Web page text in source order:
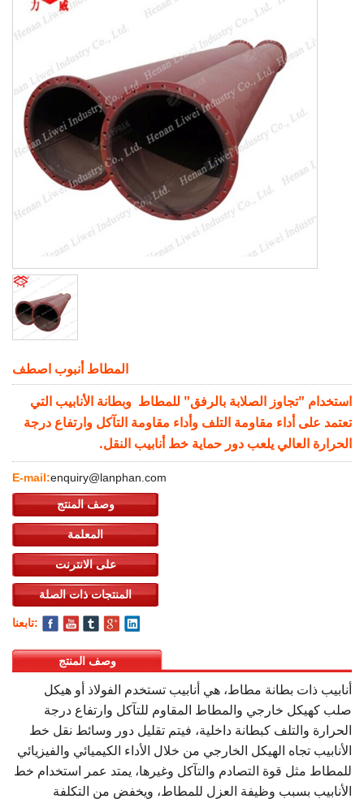
غير المعدنية التوسع المشترك
المطاط أنبوب اصطف
فحص الصمامات المطاط
المطاط أنبوب اصطف
استخدام "تجاوز الصلابة بالرفق" للمطاط وبطانة الأنابيب التي
تعتمد على أداء مقاومة التلف وأداء مقاومة التآكل وارتفاع درجة
الحرارة العالي يلعب دور حماية خط أنابيب النقل.
E-mail:enquiry@lanphan.com
وصف المنتج
المعلمة
على الانترنت
المنتجات ذات الصلة
تابعنا:
وصف المنتج
أنابيب ذات بطانة مطاط، هي أنابيب تستخدم الفولاذ أو هيكل
صلب كهيكل خارجي والمطاط المقاوم للتآكل وارتفاع درجة
الحرارة والتلف كبطانة داخلية، فيتم تقليل دور وسائط نقل خط
الأنابيب تجاه الهيكل الخارجي من خلال الأداء الكيميائي والفيزيائي
للمطاط مثل قوة التصادم والتآكل وغيرها، يمتد عمر استخدام خط
الأنابيب بسبب وظيفة العزل للمطاط، ويخفض من التكلفة